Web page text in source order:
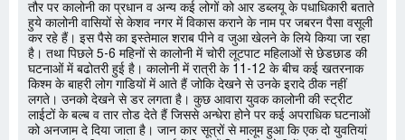
तौर पर कालोनी का प्रधान व अन्य कई लोगों को आर डब्लयू के पधाधिकारी बताते
हुये कालोनी वासियों से केशव नगर में विकास कराने के नाम पर जबरन पैसा वसूली
कर रहे हैं। इस पैसे का इस्तेमाल शराब पीने व जुआ खेलने के लिये किया जा रहा
है। तथा पिछले 5-6 महिनों से कालोनी में चोरी लूटपाट महिलाओं से छेडछाड की
घटनाओं में बढोतरी हुई है। कालोनी में रात्री के 11-12 के बीच कई खतरनाक
किश्म के बाहरी लोग गाडियों में आते हैं जोकि देखने से उनके इरादे ठीक नहीं
लगते। उनको देखने से डर लगता है। कुछ आवारा युवक कालोनी की स्ट्रीट
लाईटों के बल्ब व तार तोड देते हैं जिससे अन्धेरा होने पर कई अपराधिक घटनाओं
को अनजाम दे दिया जाता है। जान कार सूत्रों से मालूम हुआ कि एक दो युवतियां